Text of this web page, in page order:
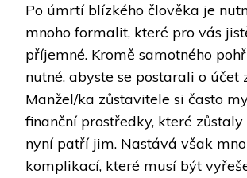
Po úmrtí blízkého člověka je
mnoho formalit, které pro vás
příjemné. Kromě samotného
nutné, abyste se postarali o účet
Manžel/ka zůstavitele si často
finanční prostředky, které zůstaly
nyní patří jim. Nastává však
komplikací, které musí být